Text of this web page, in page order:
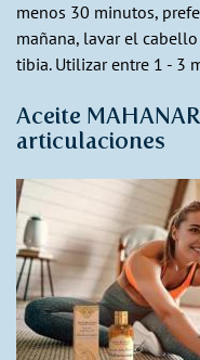
menos 30 minutos,
mañana, lavar el
tibia. Utilizar entre 1 - 3
Aceite
articulaciones